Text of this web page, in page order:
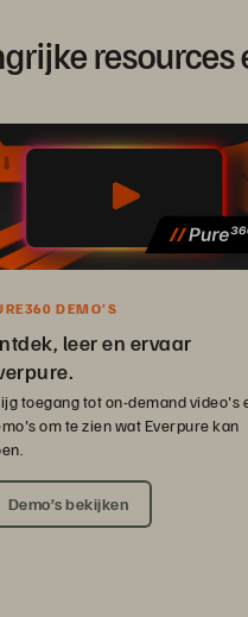
resources
DEMO’S
leer en ervaar
toegang tot on-demand video's
om te zien wat Everpure kan
Demo’s bekijken